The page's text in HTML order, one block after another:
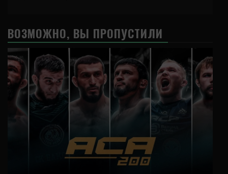
ВОЗМОЖНО, ВЫ ПРОПУСТИЛИ